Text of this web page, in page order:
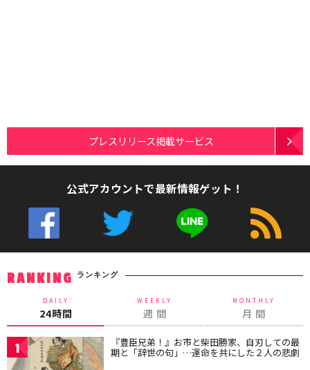
プレスリリース掲載サービス
公式アカウントで最新情報ゲット！
RANKING ランキング
DAILY
24時間
WEEKLY
週 間
MONTHLY
月 間
1 『豊臣兄弟！』お市と柴田勝家、自刃しての最
期と「辞世の句」…運命を共にした２人の悲劇